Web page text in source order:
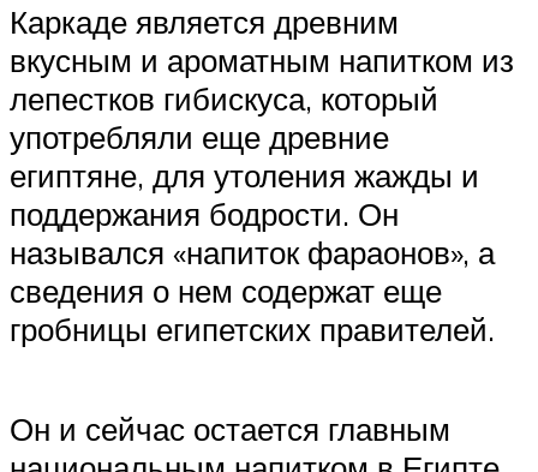
Каркаде является древним
вкусным и ароматным напитком из
лепестков гибискуса, который
употребляли еще древние
египтяне, для утоления жажды и
поддержания бодрости. Он
назывался «напиток фараонов», а
сведения о нем содержат еще
гробницы египетских правителей.
Он и сейчас остается главным